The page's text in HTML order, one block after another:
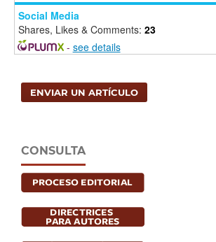
Social Media
Shares, Likes & Comments: 23
- see details
ENVIAR UN ARTÍCULO
CONSULTA